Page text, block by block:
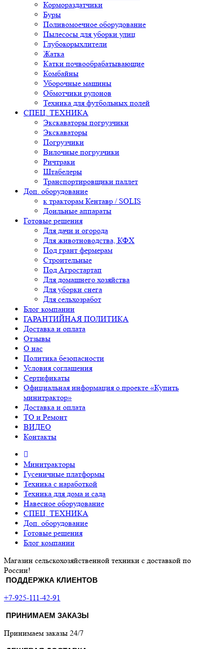
Кормораздатчики
Буры
Поливомоечное оборудование
Пылесосы для уборки улиц
Глубокорыхлители
Жатка
Катки почвообрабатывающие
Комбайны
Уборочные машины
Обмотчики рулонов
Техника для футбольных полей
СПЕЦ. ТЕХНИКА
Экскаваторы погрузчики
Экскаваторы
Погрузчики
Вилочные погрузчики
Ричтраки
Штабелеры
Транспортировщики паллет
Доп. оборудование
к тракторам Кентавр / SOLIS
Доильные аппараты
Готовые решения
Для дачи и огорода
Для животноводства, КФХ
Под грант фермерам
Строительные
Под Агростартап
Для домашнего хозяйства
Для уборки снега
Для сельхозработ
Блог компании
ГАРАНТИЙНАЯ ПОЛИТИКА
Доставка и оплата
Отзывы
О нас
Политика безопасности
Условия соглашения
Сертификаты
Официальная информация о проекте «Купить
минитрактор»
Доставка и оплата
ТО и Ремонт
ВИДЕО
Контакты
Минитракторы
Гусеничные платформы
Техника с наработкой
Техника для дома и сада
Навесное оборудование
СПЕЦ. ТЕХНИКА
Доп. оборудование
Готовые решения
Блог компании
Магазин сельскохозяйственной техники с доставкой по
России!
ПОДДЕРЖКА КЛИЕНТОВ
+7-925-111-42-91
ПРИНИМАЕМ ЗАКАЗЫ
Принимаем заказы 24/7